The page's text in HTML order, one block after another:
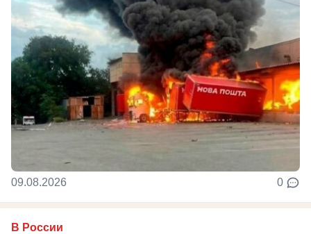
09.08.2026 0
В России